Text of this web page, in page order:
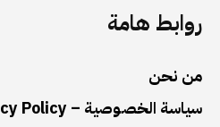
روابط هامة
من نحن
سياسة الخصوصية – Privacy Policy